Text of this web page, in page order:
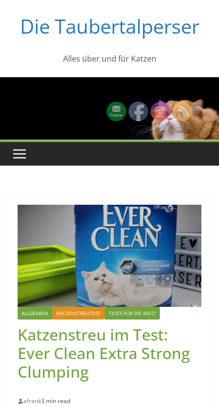
springenDie Taubertalperser
Alles über und für Katzen
ALLGEMEIN KATZENSTREUTEST TESTS FÜR DIE KATZ'
Katzenstreu im Test:
Ever Clean Extra Strong
Clumping
afrank3 min read